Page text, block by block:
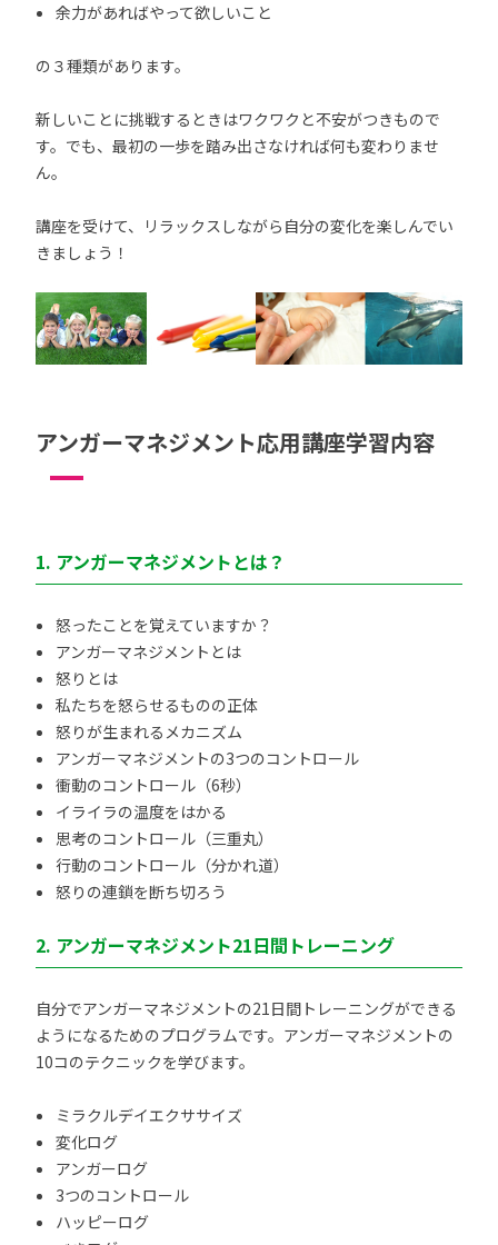
余力があればやって欲しいこと
の３種類があります。
新しいことに挑戦するときはワクワクと不安がつきもので
す。でも、最初の一歩を踏み出さなければ何も変わりませ
ん。
講座を受けて、リラックスしながら自分の変化を楽しんでい
きましょう！
アンガーマネジメント応用講座学習内容
1. アンガーマネジメントとは？
怒ったことを覚えていますか？
アンガーマネジメントとは
怒りとは
私たちを怒らせるものの正体
怒りが生まれるメカニズム
アンガーマネジメントの3つのコントロール
衝動のコントロール（6秒）
イライラの温度をはかる
思考のコントロール（三重丸）
行動のコントロール（分かれ道）
怒りの連鎖を断ち切ろう
2. アンガーマネジメント21日間トレーニング
自分でアンガーマネジメントの21日間トレーニングができる
ようになるためのプログラムです。アンガーマネジメントの
10コのテクニックを学びます。
ミラクルデイエクササイズ
変化ログ
アンガーログ
3つのコントロール
ハッピーログ